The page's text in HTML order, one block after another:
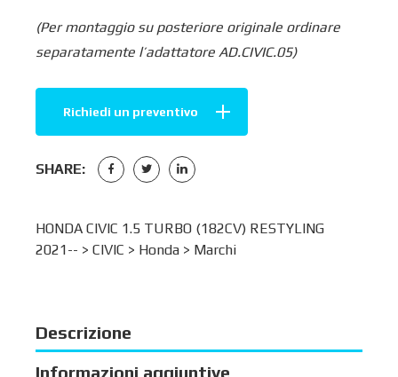
(Per montaggio su posteriore originale ordinare
separatamente l’adattatore AD.CIVIC.05)
Richiedi un preventivo
SHARE:
HONDA CIVIC 1.5 TURBO (182CV) RESTYLING
2021-- > CIVIC > Honda > Marchi
Descrizione
Informazioni aggiuntive